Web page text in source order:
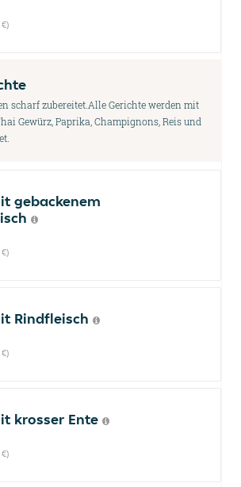
scharf zubereitet.Alle Gerichte werden mit
Gewürz, Paprika, Champignons, Reis und
gebackenem
Rindfleisch
krosser Ente